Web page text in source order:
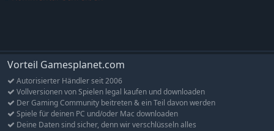
deinen Durchsatz optimieren: immer komplexere
Produktionsketten bringen deine Reise voran.
UNTER DER OBERFLÄCHE
Eine Expedition an der Oberfläche kann dir nur oberflächliche
Antworten liefern. Um die Lage wirklich zu verstehen, musst du
Vorteil Gamesplanet.com
Autorisierter Händler seit 2006
Vollversionen von Spielen legal kaufen und downloaden
Der Gaming Community beitreten & ein Teil davon werden
Spiele für deinen PC und/oder Mac downloaden
Deine Daten sind sicher, denn wir verschlüsseln alles